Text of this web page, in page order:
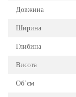
Довжина
Ширина
Глибина
Висота
Об`єм